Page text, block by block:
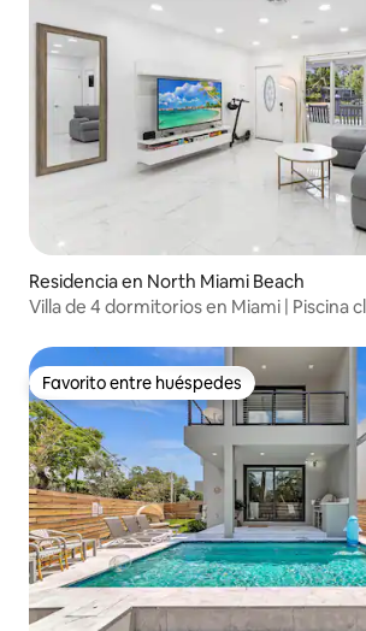
Residencia en North Miami Beach
Villa de 4 dormitorios en Miami | Piscina
Favorito entre huéspedes
Favorito entre huéspedes